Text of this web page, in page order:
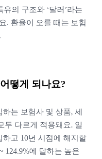
유의 구조와 ‘달러’라는
. 환율이 오를 때는 보험
떻게 되나요?
는 보험사 및 상품, 세
두 다르게 적용돼요. 일
고 10년 시점에 해지할
124.9%에 달하는 높은